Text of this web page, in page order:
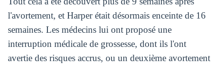
l'avortement, et Harper était désormais enceinte de 16
semaines. Les médecins lui ont proposé une
interruption médicale de grossesse, dont ils l'ont
avertie des risques accrus, ou un deuxième avortement